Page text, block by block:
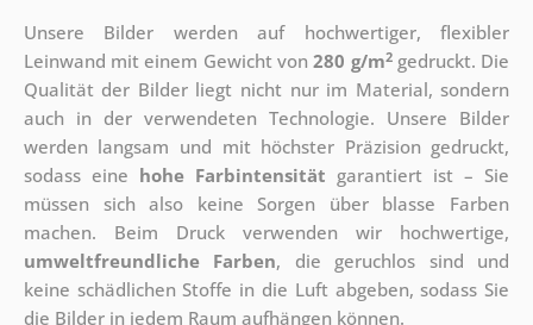
Unsere Bilder werden auf hochwertiger, flexibler
Leinwand mit einem Gewicht von280 g/m2gedruckt. Die
Qualität der Bilder liegt nicht nur im Material, sondern
auch in der verwendeten Technologie. Unsere Bilder
werden langsam und mit höchster Präzision gedruckt,
sodass eine hohe Farbintensität garantiert ist – Sie
müssen sich also keine Sorgen über blasse Farben
machen. Beim Druck verwenden wir hochwertige,
umweltfreundliche Farben, die geruchlos sind und
keine schädlichen Stoffe in die Luft abgeben, sodass Sie
die Bilder in jedem Raum aufhängen können.